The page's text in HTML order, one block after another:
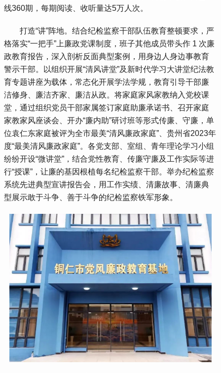
线360期，每期阅读、收听量达5万人次。
打造“讲”阵地。结合纪检监察干部队伍教育整顿要求，严
格落实“一把手”上廉政党课制度，班子其他成员带头作 1 次廉
政教育报告，深入剖析反面典型案例，用身边人身边事教育
警示干部。以组织开展“清风讲堂”及新时代学习大讲堂纪法教
育专题讲座为载体，常态化开展学法学规，教育引导干部廉
洁修身、廉洁齐家、廉洁从政。将家庭家风家教纳入党校课
堂，通过组织党员干部家属签订家庭助廉承诺书、召开家庭
家教家风座谈会、开办“廉内助”研讨班等形式传廉、守廉，单
位袁仁东家庭被评为全市最美“清风廉政家庭”、贵州省2023年
度“最美清风廉政家庭”。各党支部、室组、青年理论学习小组
纷纷开设“微讲堂”，结合党性教育、传廉守廉及工作实际等进
行“授课”，让廉的基因根植每名纪检监察干部。举办纪检监察
系统先进典型宣讲报告会，用工作实绩、清廉故事、清廉典
型展示敢于斗争、善于斗争的纪检监察铁军形象。